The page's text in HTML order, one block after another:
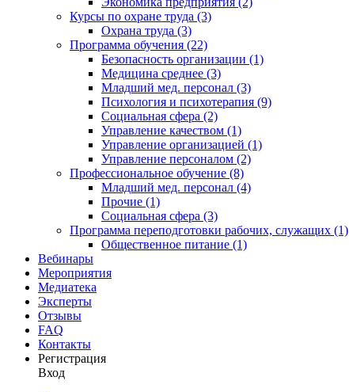
Курсы по охране труда (3)
Охрана труда (3)
Программа обучения (22)
Безопасность организации (1)
Медицина среднее (3)
Младший мед. персонал (3)
Психология и психотерапия (9)
Социальная сфера (2)
Управление качеством (1)
Управление организацией (1)
Управление персоналом (2)
Профессиональное обучение (8)
Младший мед. персонал (4)
Прочие (1)
Социальная сфера (3)
Программа переподготовки рабочих, служащих (1)
Общественное питание (1)
Вебинары
Мероприятия
Медиатека
Эксперты
Отзывы
FAQ
Контакты
Регистрация
Вход